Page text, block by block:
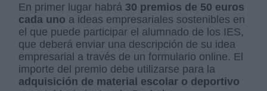
En primer lugar habrá 30 premios de 50 euros
cada uno a ideas empresariales sostenibles en
el que puede participar el alumnado de los IES,
que deberá enviar una descripción de su idea
empresarial a través de un formulario online. El
importe del premio debe utilizarse para la
adquisición de material escolar o deportivo